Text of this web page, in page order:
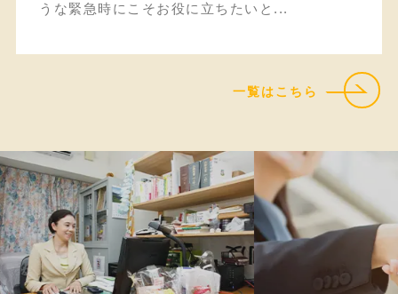
うな緊急時にこそお役に立ちたいと...
一覧はこちら